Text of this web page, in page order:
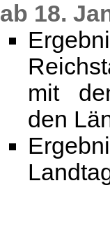
ab 18.
mit
den